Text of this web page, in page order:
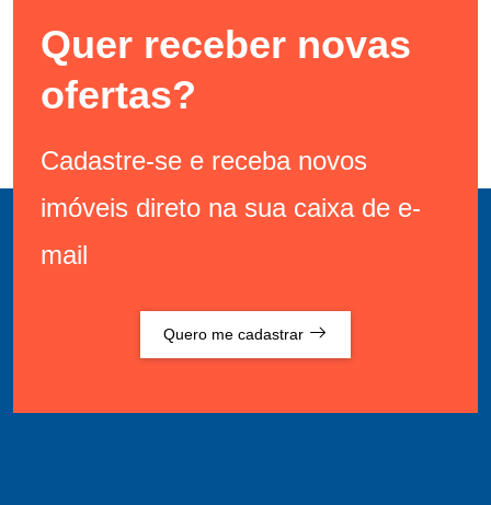
Quer receber novas
ofertas?
Cadastre-se e receba novos
imóveis direto na sua caixa de e-
mail
Quero me cadastrar